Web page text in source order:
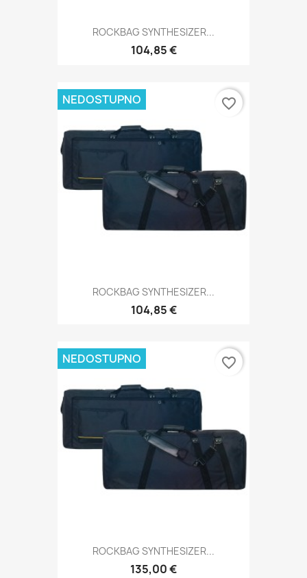
ROCKBAG SYNTHESIZER...
104,85 €
ROCKBAG SYNTHESIZER...
104,85 €
NEDOSTUPNO favorite_border
ROCKBAG SYNTHESIZER...
135,00 €
NEDOSTUPNO favorite_border